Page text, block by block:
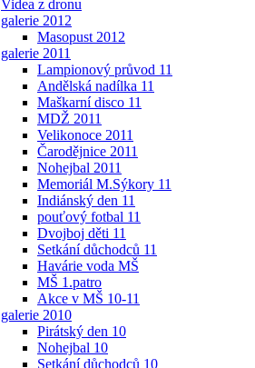
Videa z dronu
galerie 2012
Masopust 2012
galerie 2011
Lampionový průvod 11
Andělská nadílka 11
Maškarní disco 11
MDŽ 2011
Velikonoce 2011
Čarodějnice 2011
Nohejbal 2011
Memoriál M.Sýkory 11
Indiánský den 11
pouťový fotbal 11
Dvojboj děti 11
Setkání důchodců 11
Havárie voda MŠ
MŠ 1.patro
Akce v MŠ 10-11
galerie 2010
Pirátský den 10
Nohejbal 10
Setkání důchodců 10